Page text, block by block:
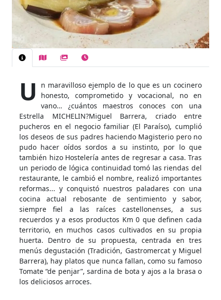
U
n maravilloso ejemplo de lo que es un cocinero
honesto, comprometido y vocacional, no en
vano… ¿cuántos maestros conoces con una
Estrella MICHELIN?Miguel Barrera, criado entre
pucheros en el negocio familiar (El Paraíso), cumplió
los deseos de sus padres haciendo Magisterio pero no
pudo hacer oídos sordos a su instinto, por lo que
también hizo Hostelería antes de regresar a casa. Tras
un periodo de lógica continuidad tomó las riendas del
restaurante, le cambió el nombre, realizó importantes
reformas... y conquistó nuestros paladares con una
cocina actual rebosante de sentimiento y sabor,
siempre fiel a las raíces castellonenses, a sus
recuerdos y a esos productos Km 0 que definen cada
territorio, en muchos casos cultivados en su propia
huerta. Dentro de su propuesta, centrada en tres
menús degustación (Tradición, Gastromercat y Miguel
Barrera), hay platos que nunca fallan, como su famoso
Tomate “de penjar”, sardina de bota y ajos a la brasa o
los deliciosos arroces.